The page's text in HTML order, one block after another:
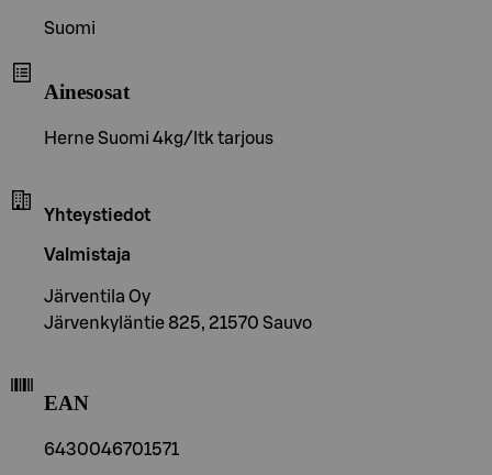
Suomi
Ainesosat
Herne Suomi 4kg/ltk tarjous
Yhteystiedot
Valmistaja
Järventila Oy
Järvenkyläntie 825, 21570 Sauvo
EAN
6430046701571